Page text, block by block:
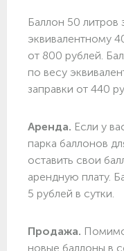
Баллон 50 литров
эквивалентному
от 800 рублей.
по весу
заправки от 440
Аренда. Если у
парка баллонов
оставить свои
арендную плату.
5 рублей в сутки.
Продажа.
новые баллоны в